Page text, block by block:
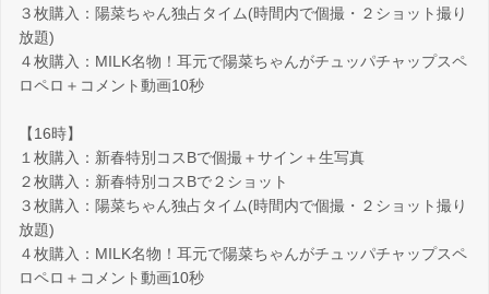
３枚購入：陽菜ちゃん独占タイム(時間内で個撮・２ショット撮り
放題)
４枚購入：MILK名物！耳元で陽菜ちゃんがチュッパチャップスペ
ロペロ＋コメント動画10秒
【16時】
１枚購入：新春特別コスBで個撮＋サイン＋生写真
２枚購入：新春特別コスBで２ショット
３枚購入：陽菜ちゃん独占タイム(時間内で個撮・２ショット撮り
放題)
４枚購入：MILK名物！耳元で陽菜ちゃんがチュッパチャップスペ
ロペロ＋コメント動画10秒